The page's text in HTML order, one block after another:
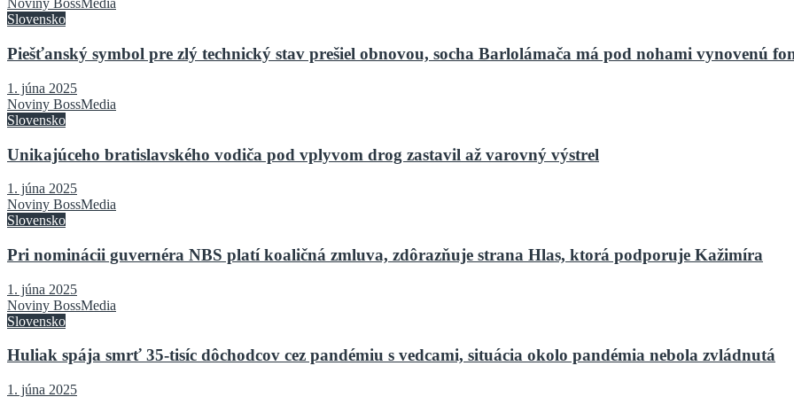
Noviny BossMedia
Slovensko
Piešťanský symbol pre zlý technický stav prešiel obnovou, socha Barlolámača má pod nohami vynovenú
1. júna 2025
Noviny BossMedia
Slovensko
Unikajúceho bratislavského vodiča pod vplyvom drog zastavil až varovný výstrel
1. júna 2025
Noviny BossMedia
Slovensko
Pri nominácii guvernéra NBS platí koaličná zmluva, zdôrazňuje strana Hlas, ktorá podporuje Kažimíra
1. júna 2025
Noviny BossMedia
Slovensko
Huliak spája smrť 35-tisíc dôchodcov cez pandémiu s vedcami, situácia okolo pandémia nebola zvládnutá
1. júna 2025